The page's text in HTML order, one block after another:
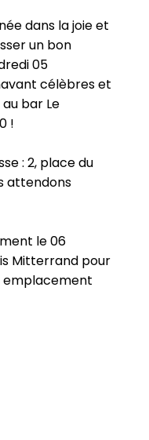
dans la joie et
un bon
05
célèbres et
bar Le
!
: 2, place du
attendons
le 06
Mitterrand pour
emplacement